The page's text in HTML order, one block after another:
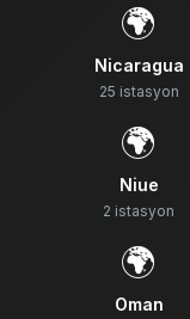
🌍
Nicaragua
25 istasyon
🌍
Niue
2 istasyon
🌍
Oman